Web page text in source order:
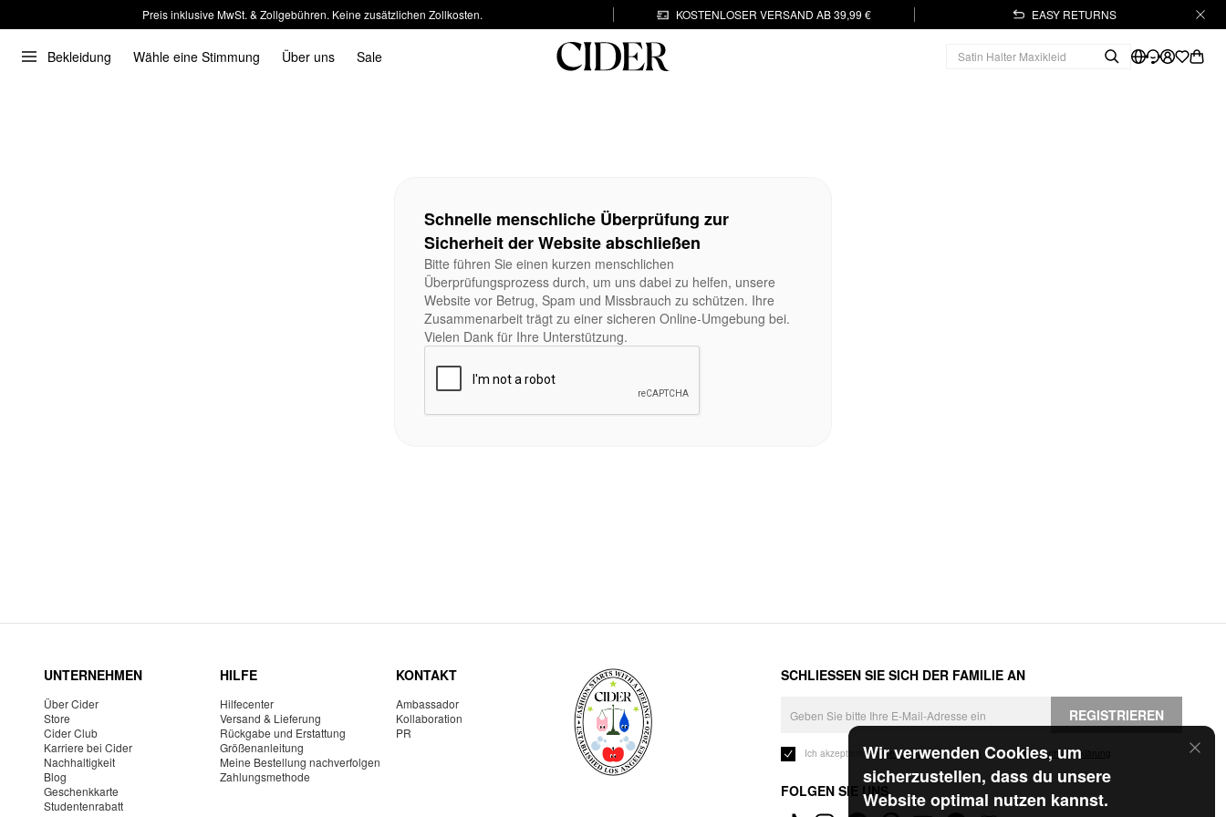
Preis inklusive MwSt. & Zollgebühren. Keine zusätzlichen Zollkosten. KOSTENLOSER VERSAND AB 39,99 € EASY RETURNS
Bekleidung Wähle eine Stimmung Über uns Sale
Wir verwenden Cookies, um
sicherzustellen, dass du unsere
Website optimal nutzen kannst.
Schnelle menschliche Überprüfung zur
Sicherheit der Website abschließen
Bitte führen Sie einen kurzen menschlichen
Überprüfungsprozess durch, um uns dabei zu helfen, unsere
Website vor Betrug, Spam und Missbrauch zu schützen. Ihre
Zusammenarbeit trägt zu einer sicheren Online-Umgebung bei.
Vielen Dank für Ihre Unterstützung.
UNTERNEHMEN
Über Cider
Store
Cider Club
Karriere bei Cider
Nachhaltigkeit
Blog
Geschenkkarte
Studentenrabatt
HILFE
Hilfecenter
Versand & Lieferung
Rückgabe und Erstattung
Größenanleitung
Meine Bestellung nachverfolgen
Zahlungsmethode
KONTAKT
Ambassador
Kollaboration
PR
SCHLIESSEN SIE SICH DER FAMILIE AN
REGISTRIEREN
Ich akzeptiere dieGeschäftsbedingungen und die Datenschutzerklärung
FOLGEN SIE UNS